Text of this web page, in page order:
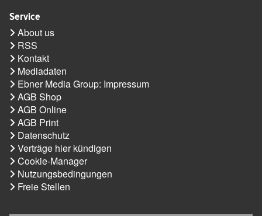
Service
About us
RSS
Kontakt
Mediadaten
Ebner Media Group: Impressum
AGB Shop
AGB Online
AGB Print
Datenschutz
Verträge hier kündigen
Cookie-Manager
Nutzungsbedingungen
Freie Stellen